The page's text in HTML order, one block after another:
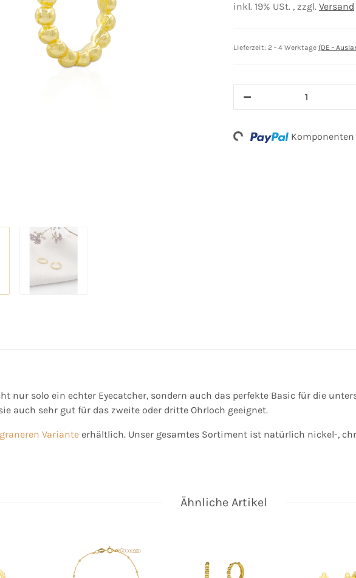
inkl. 19% USt. , zzgl. Versand
Lieferzeit: 2 - 4 Werktage (DE -
Loading... Komponenten
nur solo ein echter Eyecatcher, sondern auch das perfekte Basic für die
auch sehr gut für das zweite oder dritte Ohrloch geeignet.
Variante erhältlich. Unser gesamtes Sortiment ist natürlich nickel-,
Ähnliche Artikel